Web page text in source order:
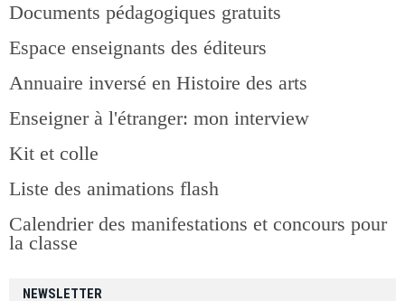
NEWSLETTER
Documents pédagogiques gratuits
Espace enseignants des éditeurs
Annuaire inversé en Histoire des arts
Enseigner à l'étranger: mon interview
Kit et colle
Liste des animations flash
Calendrier des manifestations et concours pour
la classe